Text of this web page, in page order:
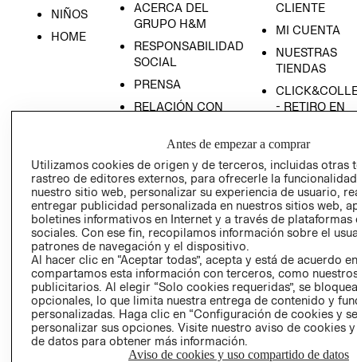
NIÑOS
HOME
ACERCA DEL
GRUPO H&M
RESPONSABILIDAD
SOCIAL
PRENSA
RELACIÓN CON
POLÍTICA
EMPRESARIAL
CLIENTE
MI CUENTA
NUESTRAS
TIENDAS
- RETIRO EN
TÉRMINOS Y
CONDICIONES
AVISO DE
PRIVACIDAD
GIFT CARD
COOKIES
Antes de empezar a comprar
Utilizamos cookies de origen y de terceros, incluidas otras
rastreo de editores externos, para ofrecerle la
nuestro sitio web, personalizar su experiencia de usuario,
entregar publicidad personalizada en nuestros sitios web,
boletines informativos en Internet y a través de plataformas
sociales. Con ese fin, recopilamos información sobre el
patrones de navegación y el dispositivo.
Al hacer clic en “Aceptar todas”, acepta y está de acuerdo
compartamos esta información con terceros, como
publicitarios. Al elegir “Solo cookies requeridas”, se
opcionales, lo que limita nuestra entrega de contenido y
personalizadas. Haga clic en “Configuración de cookies y
personalizar sus opciones. Visite nuestro aviso de cookies
de datos para obtener más información.
Aviso de cookies y uso compartido de datos